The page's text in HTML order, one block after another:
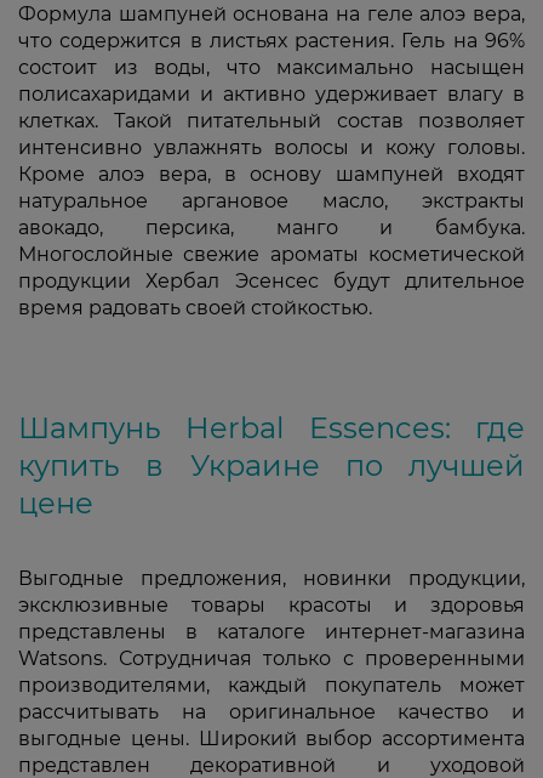
Формула шампуней основана на геле алоэ вера,
что содержится в листьях растения. Гель на 96%
состоит из воды, что максимально насыщен
полисахаридами и активно удерживает влагу в
клетках. Такой питательный состав позволяет
интенсивно увлажнять волосы и кожу головы.
Кроме алоэ вера, в основу шампуней входят
натуральное аргановое масло, экстракты
авокадо, персика, манго и бамбука.
Многослойные свежие ароматы косметической
продукции Хербал Эсенсес будут длительное
время радовать своей стойкостью.
Шампунь Herbal Essences: где
купить в Украине по лучшей
цене
Выгодные предложения, новинки продукции,
эксклюзивные товары красоты и здоровья
представлены в каталоге интернет-магазина
Watsons. Сотрудничая только с проверенными
производителями, каждый покупатель может
рассчитывать на оригинальное качество и
выгодные цены. Широкий выбор ассортимента
представлен декоративной и уходовой